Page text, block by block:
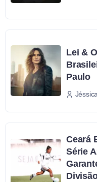
Lei &
Paulo
Ceará
Série